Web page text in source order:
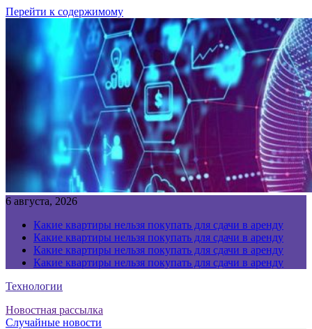
Перейти к содержимому
6 августа, 2026
Какие квартиры нельзя покупать для сдачи в аренду
Какие квартиры нельзя покупать для сдачи в аренду
Какие квартиры нельзя покупать для сдачи в аренду
Какие квартиры нельзя покупать для сдачи в аренду
Технологии
Новостная рассылка
Случайные новости